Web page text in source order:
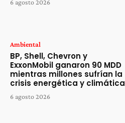
6 agosto 2026
Ambiental
BP, Shell, Chevron y
ExxonMobil ganaron 90 MDD
mientras millones sufrían la
crisis energética y climática
6 agosto 2026